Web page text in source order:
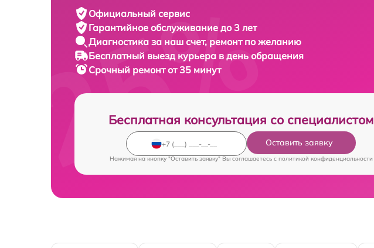
Официальный сервис
Гарантийное обслуживание до 3 лет
Диагностика за наш счет, ремонт по желанию
Бесплатный выезд курьера в день обращения
Срочный ремонтот 35 минут
Бесплатная консультация со специалистом
Оставить заявку
Нажимая на кнопку "Оставить заявку" Вы соглашаетесь c политикой конфиденциальности